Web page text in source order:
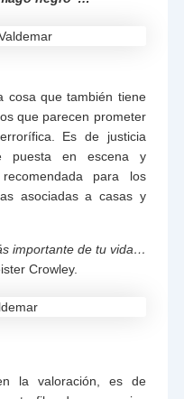
cosa que también tiene
que parecen prometer
Es de justicia
puesta en escena y
para los
asociadas a casas y
importante de tu vida…
Crowley.
la valoración, es de